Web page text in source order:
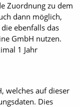
Zuordnung zu dem
dann möglich,
ebenfalls das
GmbH nutzen.
1 Jahr
welches auf dieser
Dies